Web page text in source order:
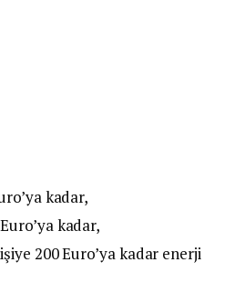
kadar,
kadar,
200 Euro’ya kadar enerji